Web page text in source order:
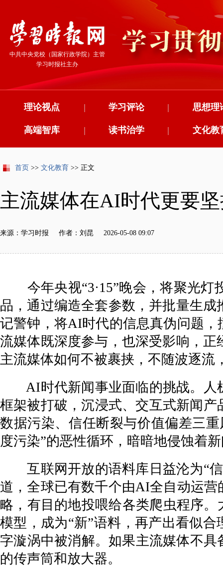
中共中央党校（国家行政学院）主管
学习时报社主办
理论视点 学习评论
| 思想理
|
高端智库 读书治学
| 文化教
|
首页 >> 文化教育 >> 正文
主流媒体在AI时代更要坚
来源：学习时报 作者：刘昆 2026-05-08 09:07
今年央视“3·15”晚会，将聚光灯
品，通过编造全套参数，并批量生
记警钟，将AI时代的信息真伪问题
流媒体既深度参与，也深受影响，
主流媒体如何不被裹挟，不随波逐流
AI时代新闻事业面临的挑战。人
框架被打破，沉浸式、交互式新闻
数据污染、信任断裂与价值偏差三
度污染”的恶性循环，暗暗地侵蚀着
互联网开放的语料库日益沦为“信
道，全球已有数千个由AI全自动运
略，有目的地投喂给各类爬虫程序
模型，成为“新”语料，再产出看似
字漩涡中被消解。如果主流媒体不
的传声筒和放大器。